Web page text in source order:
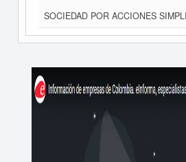
SOCIEDAD POR ACCIONES